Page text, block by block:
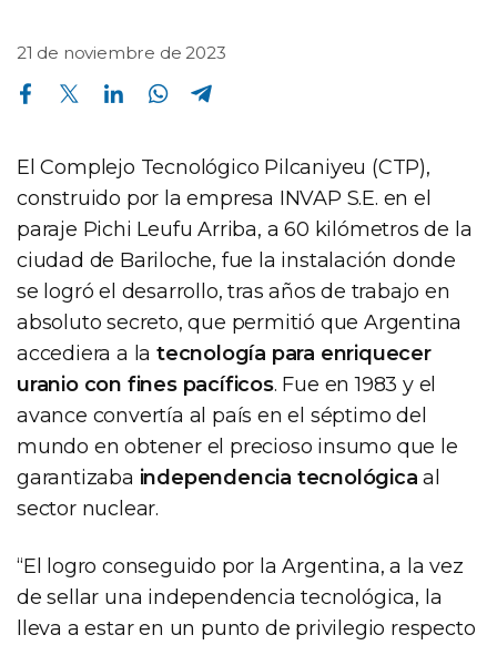
21 de noviembre de 2023
Compartir en Facebook Compartir en Twitter Compartir en Linkedin Compartir en Whatsapp
El Complejo Tecnológico Pilcaniyeu (CTP),
construido por la empresa INVAP S.E. en el
paraje Pichi Leufu Arriba, a 60 kilómetros de la
ciudad de Bariloche, fue la instalación donde
se logró el desarrollo, tras años de trabajo en
absoluto secreto, que permitió que Argentina
accediera a latecnología para enriquecer
uranio con fines pacíficos. Fue en 1983 y el
avance convertía al país en el séptimo del
mundo en obtener el precioso insumo que le
garantizaba independencia tecnológica al
sector nuclear.
“El logro conseguido por la Argentina, a la vez
de sellar una independencia tecnológica, la
lleva a estar en un punto de privilegio respecto